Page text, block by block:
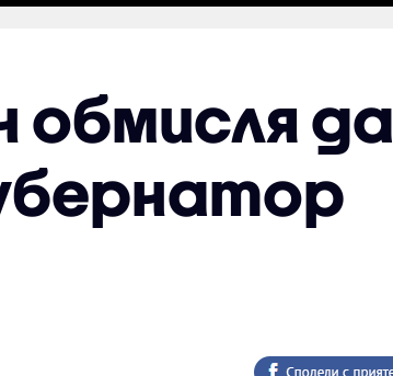
обмисля да